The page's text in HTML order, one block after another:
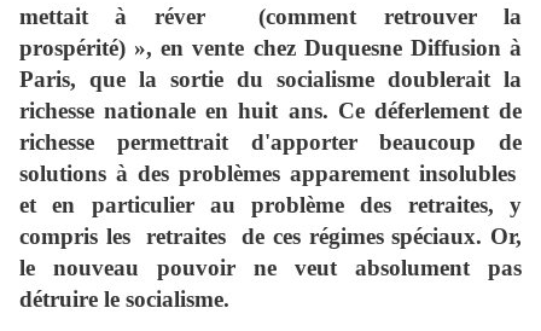
mettait à réver
(comment retrouver la
prospérité) », en vente chez Duquesne Diffusion à
Paris, que la sortie du socialisme doublerait la
richesse nationale en huit ans. Ce déferlement de
richesse permettrait d'apporter beaucoup de
solutions à des problèmes apparement insolubles
et en particulier au problème des retraites, y
compris les
retraites
de ces régimes spéciaux. Or,
le nouveau pouvoir ne veut absolument pas
détruire le socialisme.